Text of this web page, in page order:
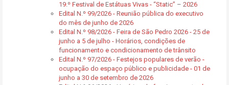
19.º Festival de Estátuas Vivas - “Static” – 2026
Edital N.º 99/2026 - Reunião pública do executivo
do mês de junho de 2026
Edital N.º 98/2026 - Feira de São Pedro 2026 - 25 de
junho a 5 de julho - Horários, condições de
funcionamento e condicionamento de trânsito
Edital N.º 97/2026 - Festejos populares de verão -
ocupação do espaço público e publicidade - 01 de
junho a 30 de setembro de 2026